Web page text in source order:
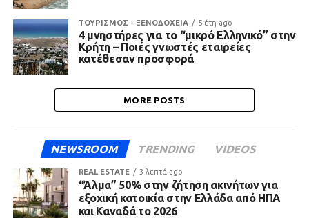
ΤΟΥΡΙΣΜΟΣ - ΞΕΝΟΔΟΧΕΙΑ 5 έτη ago
4 μνηστήρες για το “μικρό Ελληνικό” στην
Κρήτη – Ποιές γνωστές εταιρείες
κατέθεσαν προσφορά
MORE POSTS
NEWSROOM TRENDING VIDEOS
REAL ESTATE 3 λεπτά ago
“Άλμα” 50% στην ζήτηση ακινήτων για
εξοχική κατοικία στην Ελλάδα από ΗΠΑ
και Καναδά το 2026